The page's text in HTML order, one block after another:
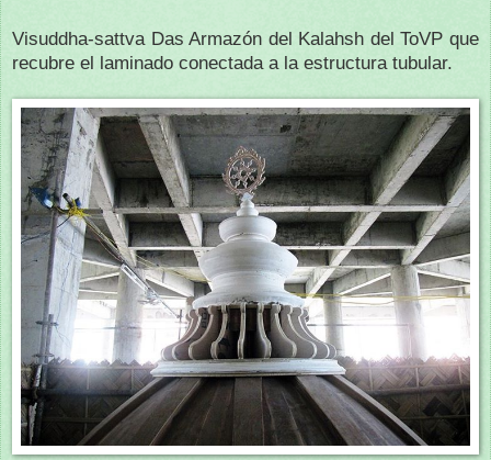
Visuddha-sattva Das Armazón del Kalahsh del ToVP que
recubre el laminado conectada a la estructura tubular.